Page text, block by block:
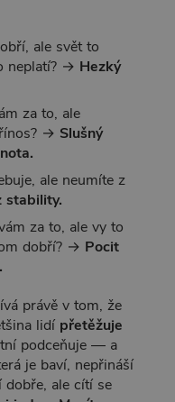
ale svět to
neplatí? → Hezký
za to, ale
→ Slušný
ale neumíte z
stability.
za to, ale vy to
dobří? → Pocit
právě v tom, že
lidí přetěžuje
podceňuje — a
je baví, nepřináší
dobře, ale cítí se